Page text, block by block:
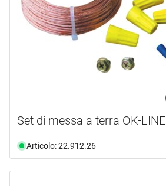
Set di messa a terra OK-LINE
Articolo: 22.912.26